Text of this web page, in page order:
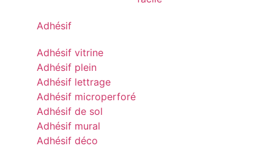
Adhésif
Adhésif vitrine
Adhésif plein
Adhésif lettrage
Adhésif microperforé
Adhésif de sol
Adhésif mural
Adhésif déco